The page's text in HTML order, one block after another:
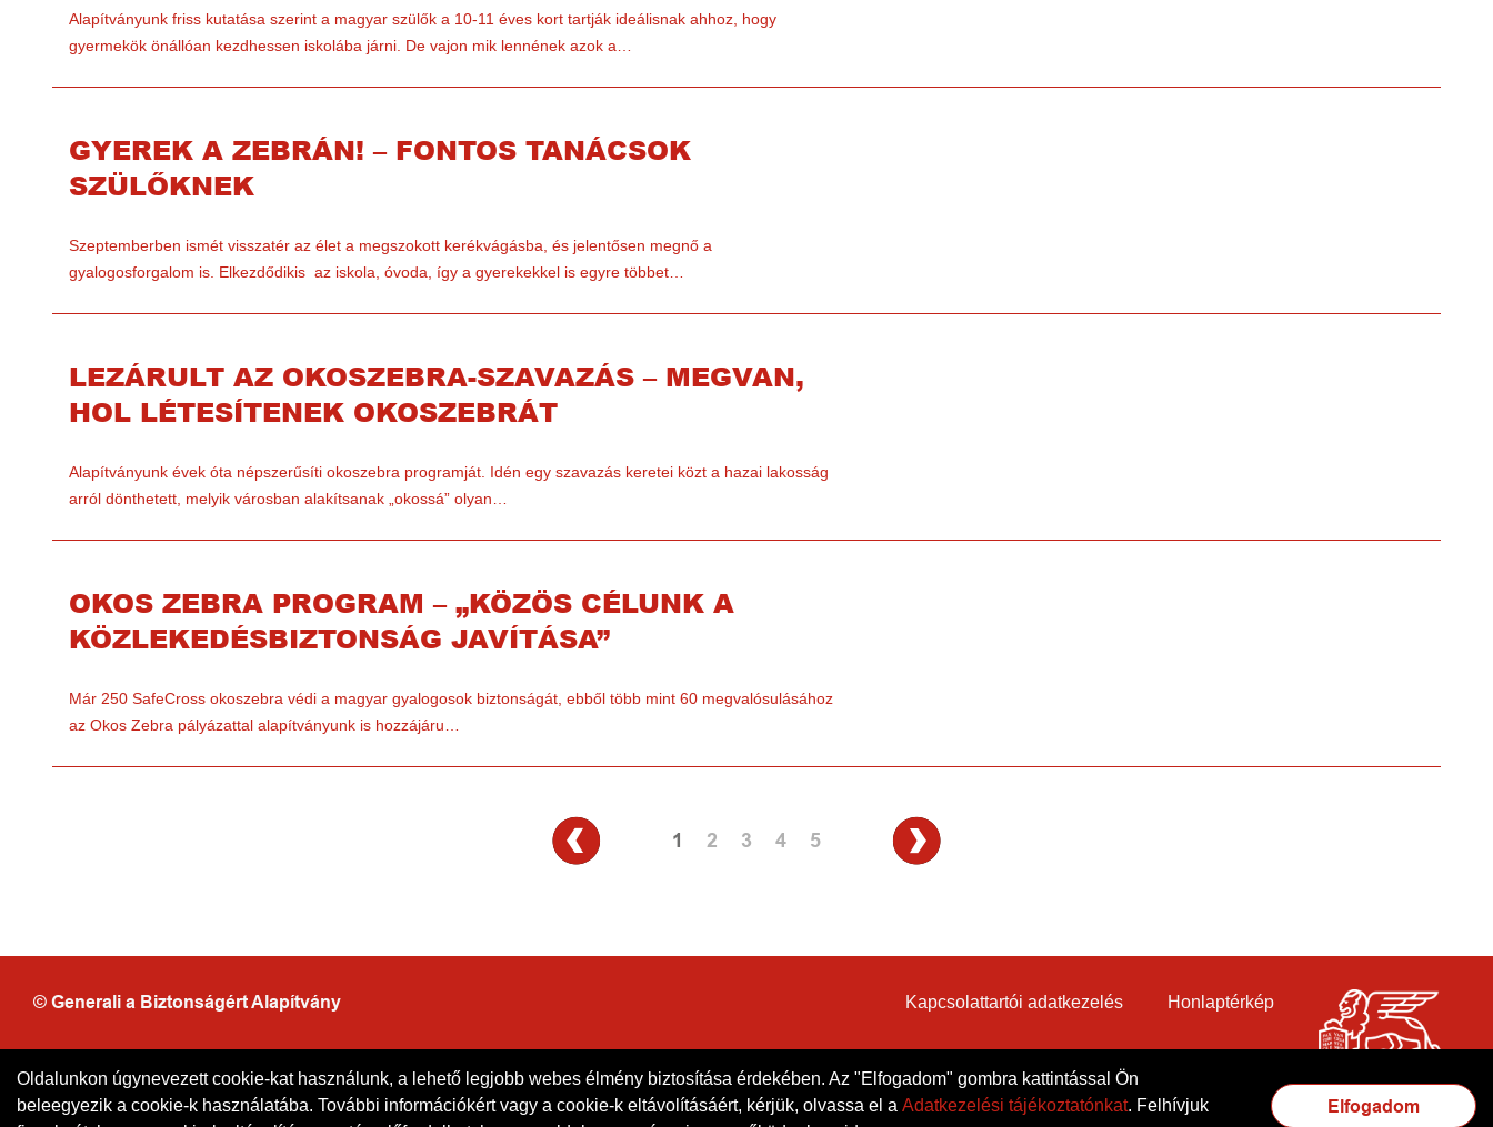
Alapítványunk friss kutatása szerint a magyar szülők a 10-11 éves kort tartják ideálisnak ahhoz, hogy
gyermekök önállóan kezdhessen iskolába járni. De vajon mik lennének azok a…
GYEREK A ZEBRÁN! – FONTOS TANÁCSOK
SZÜLŐKNEK
Szeptemberben ismét visszatér az élet a megszokott kerékvágásba, és jelentősen megnő a
gyalogosforgalom is. Elkezdődikis az iskola, óvoda, így a gyerekekkel is egyre többet…
LEZÁRULT AZ OKOSZEBRA-SZAVAZÁS – MEGVAN,
HOL LÉTESÍTENEK OKOSZEBRÁT
Alapítványunk évek óta népszerűsíti okoszebra programját. Idén egy szavazás keretei közt a hazai lakosság
arról dönthetett, melyik városban alakítsanak „okossá” olyan…
OKOS ZEBRA PROGRAM – „KÖZÖS CÉLUNK A
KÖZLEKEDÉSBIZTONSÁG JAVÍTÁSA”
Már 250 SafeCross okoszebra védi a magyar gyalogosok biztonságát, ebből több mint 60 megvalósulásához
az Okos Zebra pályázattal alapítványunk is hozzájáru…
1 2 3 4 5
Elfogadom
Oldalunkon úgynevezett cookie-kat használunk, a lehető legjobb webes élmény biztosítása érdekében. Az "Elfogadom" gombra kattintással Ön
beleegyezik a cookie-k használatába. További információkért vagy a cookie-k eltávolításáért, kérjük, olvassa el a Adatkezelési tájékoztatónkat. Felhívjuk
© Generali a Biztonságért Alapítvány
Minden jog fenntartva!
Kapcsolattartói adatkezelés Honlaptérkép